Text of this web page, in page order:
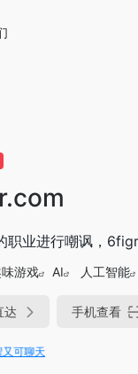
职业进行嘲讽，
味游戏 AI 人工智能
达 手机查看